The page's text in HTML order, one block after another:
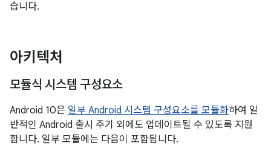
습니다.
아키텍처
모듈식 시스템 구성요소
Android 10은 일부 Android 시스템 구성요소를 모듈화하여 일
반적인 Android 출시 주기 외에도 업데이트될 수 있도록 지원
합니다. 일부 모듈에는 다음이 포함됩니다.